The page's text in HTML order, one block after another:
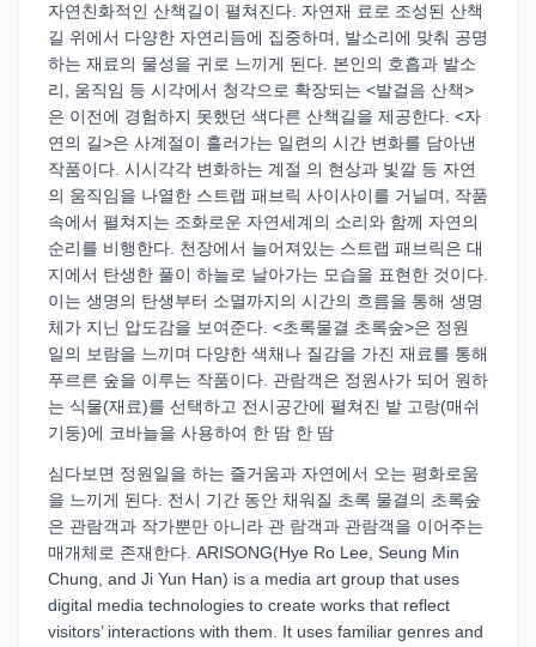
자연친화적인 산책길이 펼쳐진다. 자연재 료로 조성된 산책
길 위에서 다양한 자연리듬에 집중하며, 발소리에 맞춰 공명
하는 재료의 물성을 귀로 느끼게 된다. 본인의 호흡과 발소
리, 움직임 등 시각에서 청각으로 확장되는 <발걸음 산책>
은 이전에 경험하지 못했던 색다른 산책길을 제공한다. <자
연의 길>은 사계절이 흘러가는 일련의 시간 변화를 담아낸
작품이다. 시시각각 변화하는 계절 의 현상과 빛깔 등 자연
의 움직임을 나열한 스트랩 패브릭 사이사이를 거닐며, 작품
속에서 펼쳐지는 조화로운 자연세계의 소리와 함께 자연의
순리를 비행한다. 천장에서 늘어져있는 스트랩 패브릭은 대
지에서 탄생한 풀이 하늘로 날아가는 모습을 표현한 것이다.
이는 생명의 탄생부터 소멸까지의 시간의 흐름을 통해 생명
체가 지닌 압도감을 보여준다. <초록물결 초록숲>은 정원
일의 보람을 느끼며 다양한 색채나 질감을 가진 재료를 통해
푸르른 숲을 이루는 작품이다. 관람객은 정원사가 되어 원하
는 식물(재료)를 선택하고 전시공간에 펼쳐진 밭 고랑(매쉬
기둥)에 코바늘을 사용하여 한 땀 한 땀
심다보면 정원일을 하는 즐거움과 자연에서 오는 평화로움
을 느끼게 된다. 전시 기간 동안 채워질 초록 물결의 초록숲
은 관람객과 작가뿐만 아니라 관 람객과 관람객을 이어주는
매개체로 존재한다. ARISONG(Hye Ro Lee, Seung Min
Chung, and Ji Yun Han) is a media art group that uses
digital media technologies to create works that reflect
visitors’ interactions with them. It uses familiar genres and